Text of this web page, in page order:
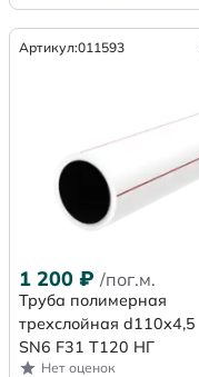
Артикул:011593
1 200 ₽ /пог.м.
Труба полимерная
трехслойная d110х4,5
SN6 F31 Т120 НГ
Нет оценок